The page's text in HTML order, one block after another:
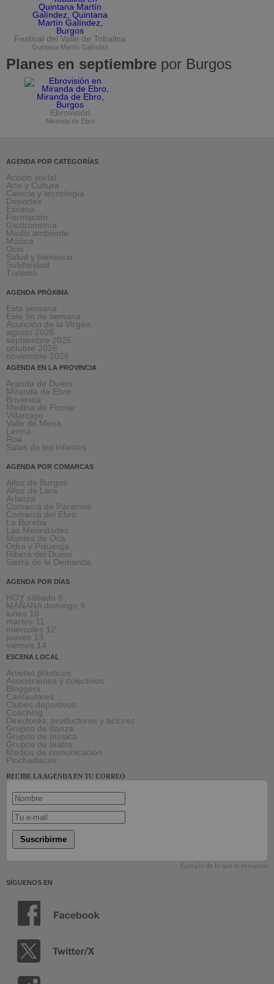
Festival del Valle de Tobalina
Quintana Martín Galíndez
Planes en septiembre por Burgos
Ebrovisión
Miranda de Ebro
AGENDA POR CATEGORÍAS
Acción social
Arte y Cultura
Ciencia y tecnología
Deportes
Escena
Formación
Gastronomía
Medio ambiente
Música
Ocio
Salud y bienestar
Solidaridad
Turismo
AGENDA PRÓXIMA
Esta semana
Este fin de semana
Asunción de la Virgen
agosto 2026
septiembre 2026
octubre 2026
noviembre 2026
AGENDA EN LA PROVINCIA
Aranda de Duero
Miranda de Ebro
Briviesca
Medina de Pomar
Villarcayo
Valle de Mena
Lerma
Roa
Salas de los infantes
AGENDA POR COMARCAS
Alfoz de Burgos
Alfoz de Lara
Arlanza
Comarca de Páramos
Comarca del Ebro
La Bureba
Las Merindades
Montes de Oca
Odra y Pisuerga
Ribera del Duero
Sierra de la Demanda
AGENDA POR DÍAS
HOY sábado 8
MAÑANA domingo 9
lunes 10
martes 11
miércoles 12
jueves 13
viernes 14
ESCENA LOCAL
Artistas plásticos
Asociaciones y colectivos
Bloggers
Cantautores
Clubes deportivos
Coaching
Directores, productores y actores
Grupos de danza
Grupos de música
Grupos de teatro
Medios de comunicación
Pinchadiscos
RECIBE LA AGENDA EN TU CORREO
Suscribirme
Ejemplo de lo que te enviamos
SÍGUENOS EN